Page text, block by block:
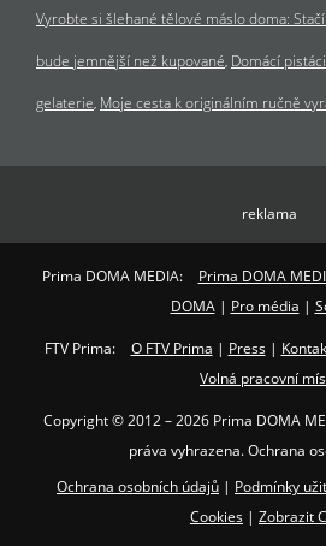
Vyrobte si šlehané tělové máslo doma:
bude jemnější než kupované Domácí
gelaterie Moje cesta k originálním ručně
reklama
Prima DOMA MEDIA: Prima DOMA
DOMA| Pro média |
FTV Prima: O FTV Prima | Press|
Volná pracovní
Copyright © 2012 – 2026 Prima DOMA
práva vyhrazena. Ochrana
Ochrana osobních údajů | Podmínky
Cookies | Zobrazit